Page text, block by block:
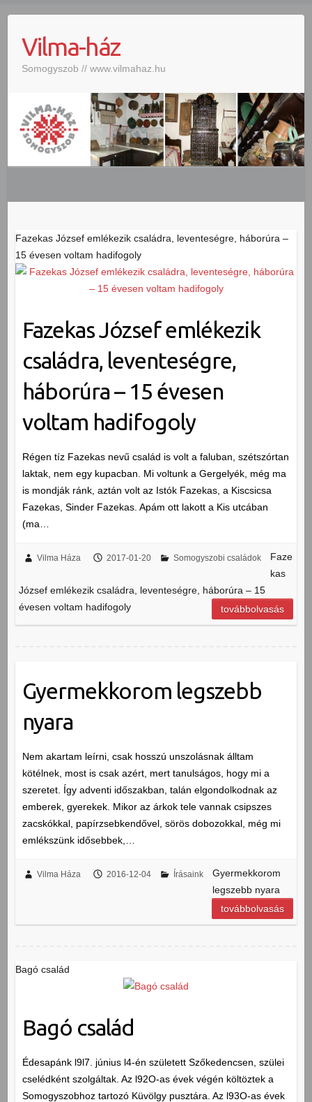
Vilma-ház
Somogyszob // www.vilmahaz.hu
Fazekas József emlékezik családra, leventeségre, háborúra –
15 évesen voltam hadifogoly
Fazekas József emlékezik
családra, leventeségre,
háborúra – 15 évesen
voltam hadifogoly
Régen tíz Fazekas nevű család is volt a faluban, szétszórtan
laktak, nem egy kupacban. Mi voltunk a Gergelyék, még ma
is mondják ránk, aztán volt az Istók Fazekas, a Kiscsicsa
Fazekas, Sinder Fazekas. Apám ott lakott a Kis utcában
(ma…
Vilma Háza 2017-01-20 Somogyszobi családok
Faze
kas
József emlékezik családra, leventeségre, háborúra – 15
évesen voltam hadifogoly
továbbolvasás
Gyermekkorom legszebb
nyara
Nem akartam leírni, csak hosszú unszolásnak álltam
kötélnek, most is csak azért, mert tanulságos, hogy mi a
szeretet. Így adventi időszakban, talán elgondolkodnak az
emberek, gyerekek. Mikor az árkok tele vannak csipszes
zacskókkal, papírzsebkendővel, sörös dobozokkal, még mi
emlékszünk idősebbek,…
Vilma Háza 2016-12-04 Írásaink
Gyermekkorom
legszebb nyara
továbbolvasás
Bagó család
Bagó család
Édesapánk l9l7. június l4-én született Szőkedencsen, szülei
cselédként szolgáltak. Az l92O-as évek végén költöztek a
Somogyszobhoz tartozó Küvölgy pusztára. Az l93O-as évek